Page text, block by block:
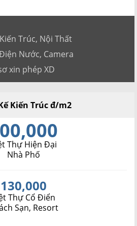
Trúc, Nội Thất
Nước, Camera
xin phép XD
Kiến Trúc đ/m2
Thự Hiện Đại
Nhà Phố
130,000
Thự Cổ Điển
Sạn, Resort